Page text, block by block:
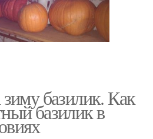
базилик. Как
базилик в